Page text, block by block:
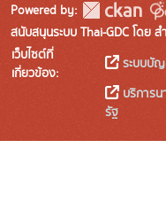
Powered by:
สนับสนุนระบบ Thai-GDC โดย
เว็บไซต์ที่
เกี่ยวข้อง:
ระบบบั
บริการ
รัฐ